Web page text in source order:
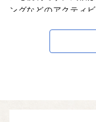
ングなどのアクティ
です。日照時間も長
果物、お米も楽しめ